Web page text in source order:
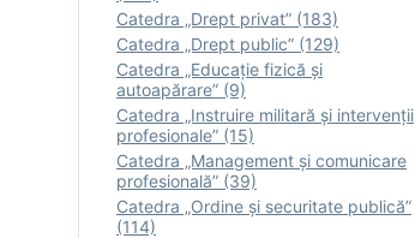
Catedra „Drept privat” (183)
Catedra „Drept public” (129)
Catedra „Educație fizică şi
autoapărare” (9)
Catedra „Instruire militară şi intervenţii
profesionale” (15)
Catedra „Management și comunicare
profesională” (39)
Catedra „Ordine și securitate publică”
(114)